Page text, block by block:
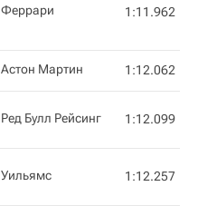
Феррари 1:11.962
Астон Мартин 1:12.062
Ред Булл Рейсинг 1:12.099
Уильямс 1:12.257